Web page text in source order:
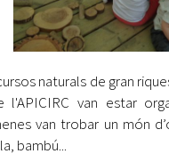
naturals de gran
van estar
van trobar un món
bambú...